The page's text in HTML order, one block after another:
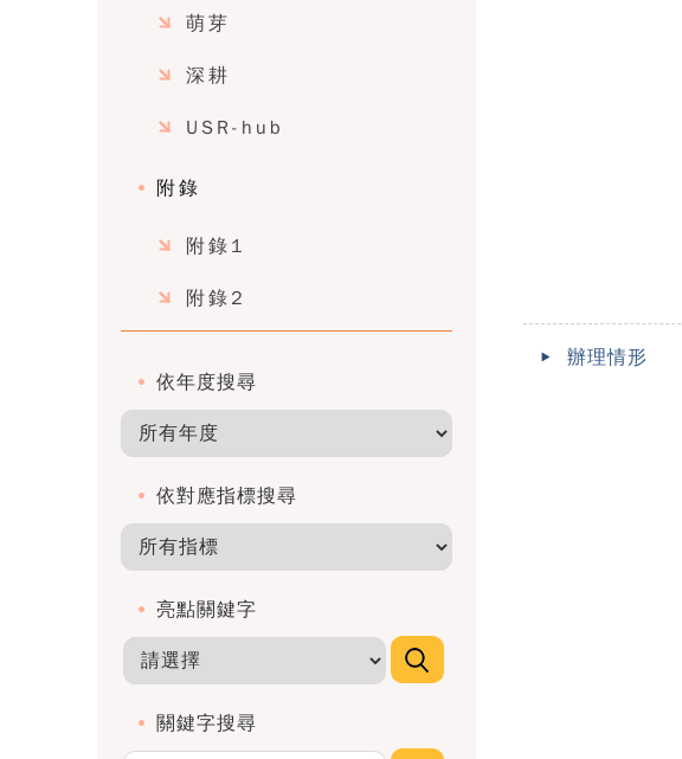
萌芽
深耕
USR-hub
附錄
附錄1
附錄2
依年度搜尋
依對應指標搜尋
亮點關鍵字
關鍵字搜尋
辦理情形